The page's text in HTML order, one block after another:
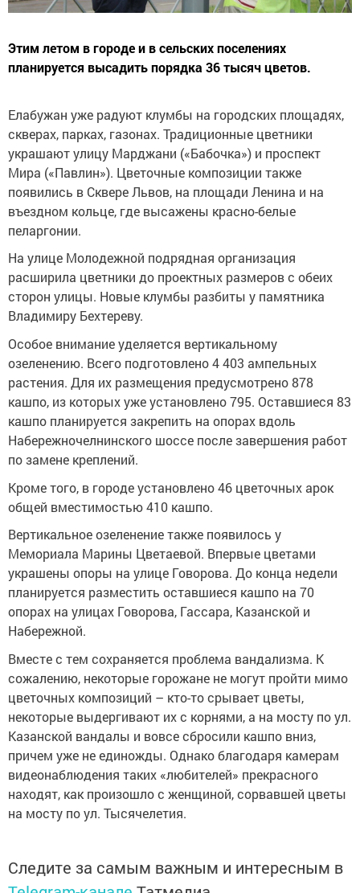
Этим летом в городе и в сельских поселениях
планируется высадить порядка 36 тысяч цветов.
Елабужан уже радуют клумбы на городских площадях,
скверах, парках, газонах. Традиционные цветники
украшают улицу Марджани («Бабочка») и проспект
Мира («Павлин»). Цветочные композиции также
появились в Сквере Львов, на площади Ленина и на
въездном кольце, где высажены красно-белые
пеларгонии.
На улице Молодежной подрядная организация
расширила цветники до проектных размеров с обеих
сторон улицы. Новые клумбы разбиты у памятника
Владимиру Бехтереву.
Особое внимание уделяется вертикальному
озеленению. Всего подготовлено 4 403 ампельных
растения. Для их размещения предусмотрено 878
кашпо, из которых уже установлено 795. Оставшиеся 83
кашпо планируется закрепить на опорах вдоль
Набережночелнинского шоссе после завершения работ
по замене креплений.
Кроме того, в городе установлено 46 цветочных арок
общей вместимостью 410 кашпо.
Вертикальное озеленение также появилось у
Мемориала Марины Цветаевой. Впервые цветами
украшены опоры на улице Говорова. До конца недели
планируется разместить оставшиеся кашпо на 70
опорах на улицах Говорова, Гассара, Казанской и
Набережной.
Вместе с тем сохраняется проблема вандализма. К
сожалению, некоторые горожане не могут пройти мимо
цветочных композиций – кто-то срывает цветы,
некоторые выдергивают их с корнями, а на мосту по ул.
Казанской вандалы и вовсе сбросили кашпо вниз,
причем уже не единожды. Однако благодаря камерам
видеонаблюдения таких «любителей» прекрасного
находят, как произошло с женщиной, сорвавшей цветы
на мосту по ул. Тысячелетия.
Следите за самым важным и интересным в